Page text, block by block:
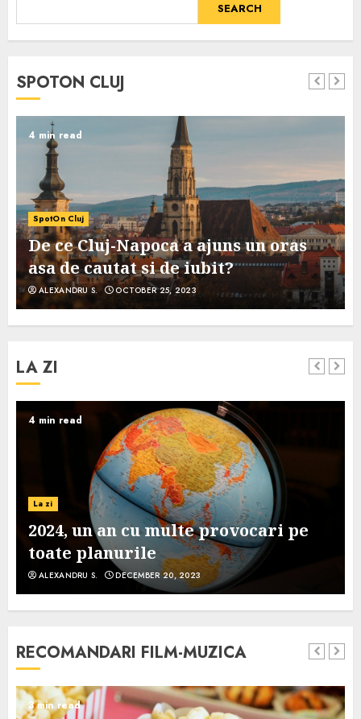
SEARCH
SPOTON CLUJ
4 min read
SpotOn Cluj
De ce Cluj-Napoca a ajuns un oras
asa de cautat si de iubit?
ALEXANDRU S. OCTOBER 25, 2023
LA ZI
4 min read
La zi
2024, un an cu multe provocari pe
toate planurile
ALEXANDRU S. DECEMBER 20, 2023
RECOMANDARI FILM-MUZICA
3 min read